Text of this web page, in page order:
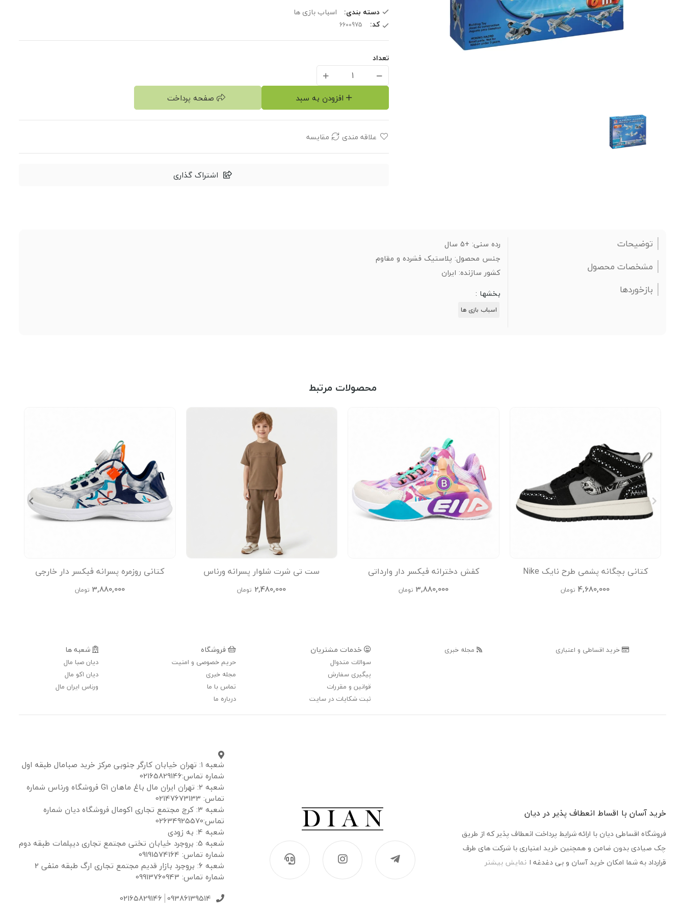
دسته بندی:
اسباب بازی ها
کد:
تعداد
افزودن به سبد صفحه پرداخت
علاقه مندی مقایسه
اشتراک گذاری
توضیحات
مشخصات محصول
بازخوردها
رده سنی: +5 سال
جنس محصول: پلاستیک فشرده و مقاوم
کشور سازنده: ایران
بخشها :
اسباب بازی ها
محصولات مرتبط
کتانی بچگانه پشمی طرح نایک Nike
Jordan
4,680,000 تومان
کفش دخترانه فیکسر دار وارداتی
3,880,000 تومان
ست تی شرت شلوار پسرانه ورناس
2,480,000 تومان
کتانی روزمره پسرانه فیکسر دار خارجی
3,880,000 تومان
خرید اقساطی و اعتباری مجله خبری خدمات مشتریان
سوالات متدوال
پیگیری سفارش
قوانین و مقررات
ثبت شکایات در سایت
فروشگاه
حریم خصوصی و امنیت
مجله خبری
تماس با ما
درباره ما
شعبه ها
دیان صبا مال
دیان اکو مال
ورناس ایران مال
خرید آسان با اقساط انعطاف پذیر در دیان
فروشگاه اقساطی دیان با ارائه شرایط پرداخت انعطاف پذیر که از طریق
چک صیادی بدون ضامن و همچنین خرید اعتباری با شرکت های طرف
قرارداد به شما امکان خرید آسان و بی دغدغه ا نمایش بیشتر
شعبه ۱: تهران خیابان کارگر جنوبی مرکز خرید صبامال طبقه اول
شماره تماس:02165829146
شعبه ۲: تهران ایران مال باغ ماهان G1 فروشگاه ورناس شماره
تماس: 02147673133
شعبه ۳: کرج مجتمع تجاری اکومال فروشگاه دیان شماره
تماس:02634925570
شعبه 4: به زودی
شعبه 5: بروجرد خیابان تختی مجتمع تجاری دیپلمات طبقه دوم
شماره تماس: 09191574164
شعبه 6: بروجرد بازار قدیم مجتمع تجاری ارگ طبقه منفی 2
شماره تماس: 09913760943
09386139514
02165829146